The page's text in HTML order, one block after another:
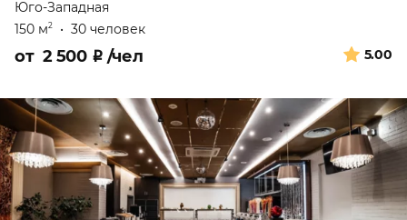
Юго-Западная
150 м2 • 30 человек
5.00
от 2 500 ₽ /чел